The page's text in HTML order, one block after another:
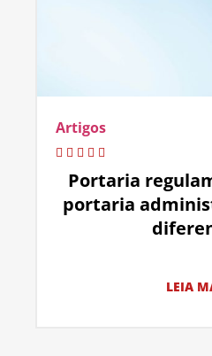
Artigos
Portaria
portaria
LEIA